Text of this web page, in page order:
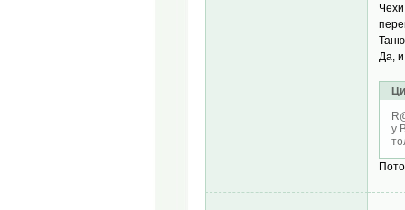
Да,
у